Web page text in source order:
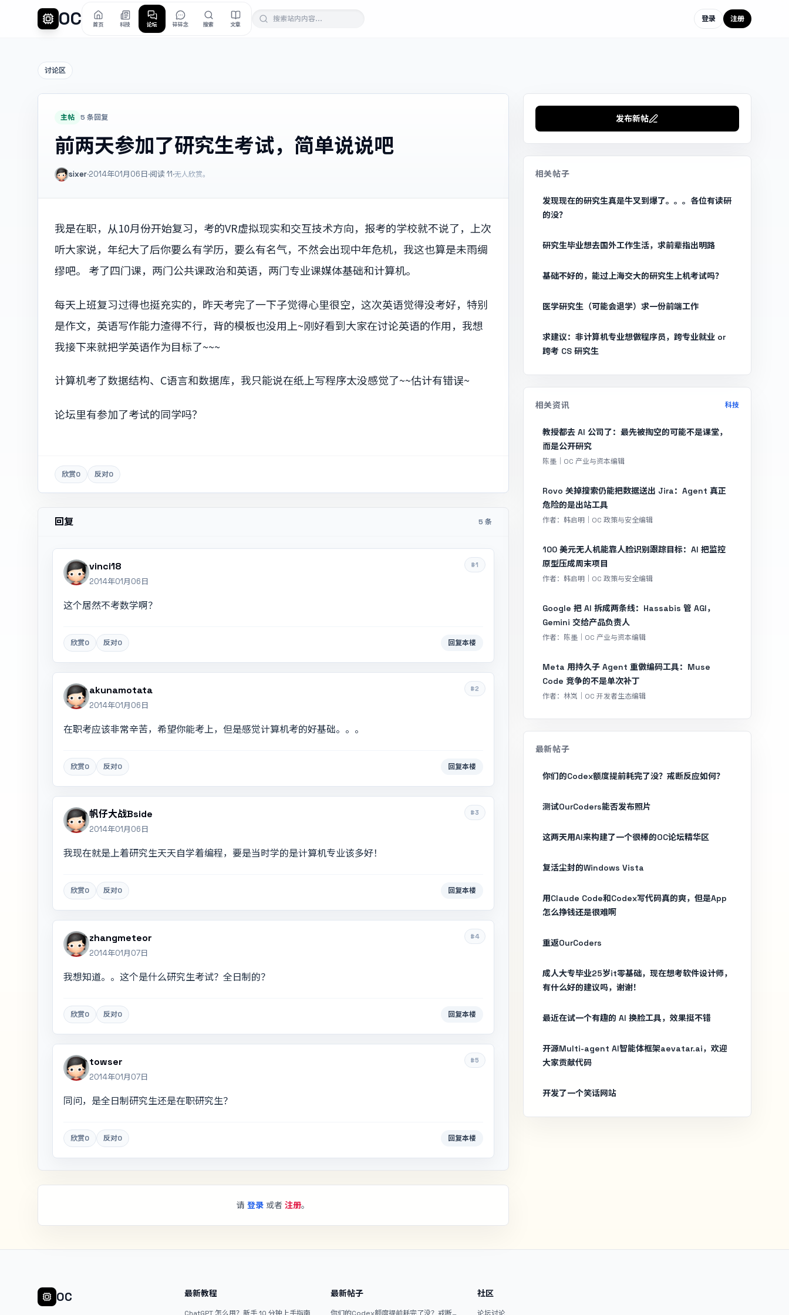
OC 首页 科技 论坛 碎碎念 搜索 文章
登录 注册
讨论区
主帖 5 条回复
前两天参加了研究生考试，简单说说吧
sixer·2014年01月06日·阅读 11·无人欣赏。
我是在职，从10月份开始复习，考的VR虚拟现实和交互技术方向，报考的学校就不说了，上次
听大家说，年纪大了后你要么有学历，要么有名气，不然会出现中年危机，我这也算是未雨绸
缪吧。 考了四门课，两门公共课政治和英语，两门专业课媒体基础和计算机。
每天上班复习过得也挺充实的，昨天考完了一下子觉得心里很空，这次英语觉得没考好，特别
是作文，英语写作能力渣得不行，背的模板也没用上~刚好看到大家在讨论英语的作用，我想
我接下来就把学英语作为目标了~~~
计算机考了数据结构、C语言和数据库，我只能说在纸上写程序太没感觉了~~估计有错误~
论坛里有参加了考试的同学吗？
欣赏0 反对0
回复 5 条
#1
vinci18
2014年01月06日
这个居然不考数学啊？
欣赏0 反对0 回复本楼
#2
akunamotata
2014年01月06日
在职考应该非常辛苦，希望你能考上，但是感觉计算机考的好基础。。。
欣赏0 反对0 回复本楼
#3
帆仔大战Bside
2014年01月06日
我现在就是上着研究生天天自学着编程，要是当时学的是计算机专业该多好！
欣赏0 反对0 回复本楼
#4
zhangmeteor
2014年01月07日
我想知道。。这个是什么研究生考试？全日制的？
欣赏0 反对0 回复本楼
#5
towser
2014年01月07日
同问，是全日制研究生还是在职研究生？
欣赏0 反对0 回复本楼
请登录 或者注册。
发布新帖
相关帖子
发现现在的研究生真是牛叉到爆了。。。各位有读研
的没？
研究生毕业想去国外工作生活，求前辈指出明路
基础不好的，能过上海交大的研究生上机考试吗？
医学研究生（可能会退学）求一份前端工作
求建议：非计算机专业想做程序员，跨专业就业 or
跨考 CS 研究生
相关资讯 科技
教授都去 AI 公司了：最先被掏空的可能不是课堂，
而是公开研究
陈墨｜OC 产业与资本编辑
Rovo 关掉搜索仍能把数据送出 Jira：Agent 真正
危险的是出站工具
作者：韩启明｜OC 政策与安全编辑
100 美元无人机能靠人脸识别跟踪目标：AI 把监控
原型压成周末项目
作者：韩启明｜OC 政策与安全编辑
Google 把 AI 拆成两条线：Hassabis 管 AGI，
Gemini 交给产品负责人
作者：陈墨｜OC 产业与资本编辑
Meta 用持久子 Agent 重做编码工具：Muse
Code 竞争的不是单次补丁
作者：林岚｜OC 开发者生态编辑
最新帖子
你们的Codex额度提前耗完了没？戒断反应如何？
测试OurCoders能否发布照片
这两天用AI来构建了一个很棒的OC论坛精华区
复活尘封的Windows Vista
用Claude Code和Codex写代码真的爽，但是App
怎么挣钱还是很难啊
重返OurCoders
成人大专毕业25岁it零基础，现在想考软件设计师，
有什么好的建议吗，谢谢！
最近在试一个有趣的 AI 换脸工具，效果挺不错
开源Multi-agent AI智能体框架aevatar.ai，欢迎
大家贡献代码
开发了一个笑话网站
OC 最新教程 最新帖子 社区